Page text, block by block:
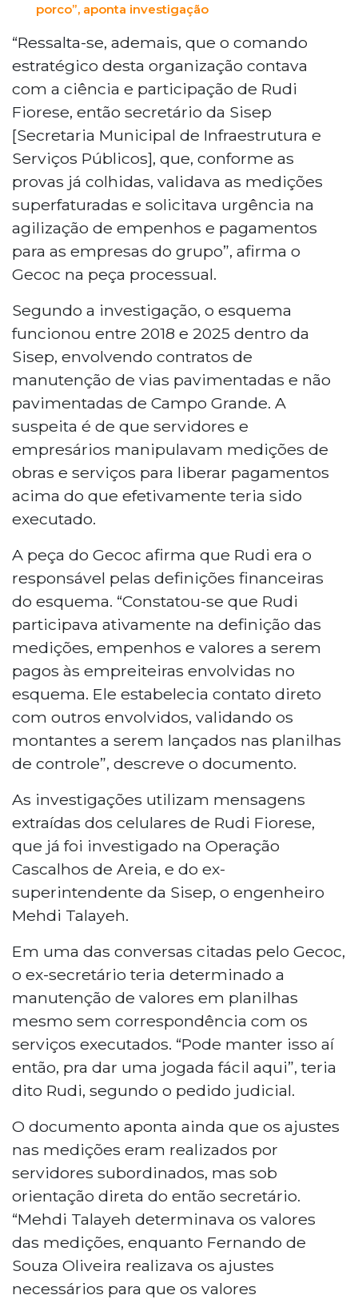
porco”, aponta investigação
“Ressalta-se, ademais, que o comando
estratégico desta organização contava
com a ciência e participação de Rudi
Fiorese, então secretário da Sisep
[Secretaria Municipal de Infraestrutura e
Serviços Públicos], que, conforme as
provas já colhidas, validava as medições
superfaturadas e solicitava urgência na
agilização de empenhos e pagamentos
para as empresas do grupo”, afirma o
Gecoc na peça processual.
Segundo a investigação, o esquema
funcionou entre 2018 e 2025 dentro da
Sisep, envolvendo contratos de
manutenção de vias pavimentadas e não
pavimentadas de Campo Grande. A
suspeita é de que servidores e
empresários manipulavam medições de
obras e serviços para liberar pagamentos
acima do que efetivamente teria sido
executado.
A peça do Gecoc afirma que Rudi era o
responsável pelas definições financeiras
do esquema. “Constatou-se que Rudi
participava ativamente na definição das
medições, empenhos e valores a serem
pagos às empreiteiras envolvidas no
esquema. Ele estabelecia contato direto
com outros envolvidos, validando os
montantes a serem lançados nas planilhas
de controle”, descreve o documento.
As investigações utilizam mensagens
extraídas dos celulares de Rudi Fiorese,
que já foi investigado na Operação
Cascalhos de Areia, e do ex-
superintendente da Sisep, o engenheiro
Mehdi Talayeh.
Em uma das conversas citadas pelo Gecoc,
o ex-secretário teria determinado a
manutenção de valores em planilhas
mesmo sem correspondência com os
serviços executados. “Pode manter isso aí
então, pra dar uma jogada fácil aqui”, teria
dito Rudi, segundo o pedido judicial.
O documento aponta ainda que os ajustes
nas medições eram realizados por
servidores subordinados, mas sob
orientação direta do então secretário.
“Mehdi Talayeh determinava os valores
das medições, enquanto Fernando de
Souza Oliveira realizava os ajustes
necessários para que os valores